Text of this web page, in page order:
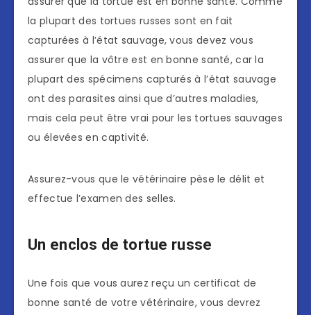
la plupart des tortues russes sont en fait
capturées à l’état sauvage, vous devez vous
assurer que la vôtre est en bonne santé, car la
plupart des spécimens capturés à l’état sauvage
ont des parasites ainsi que d’autres maladies,
mais cela peut être vrai pour les tortues sauvages
ou élevées en captivité.
Assurez-vous que le vétérinaire pèse le délit et
effectue l’examen des selles.
Un enclos de tortue russe
Une fois que vous aurez reçu un certificat de
bonne santé de votre vétérinaire, vous devrez